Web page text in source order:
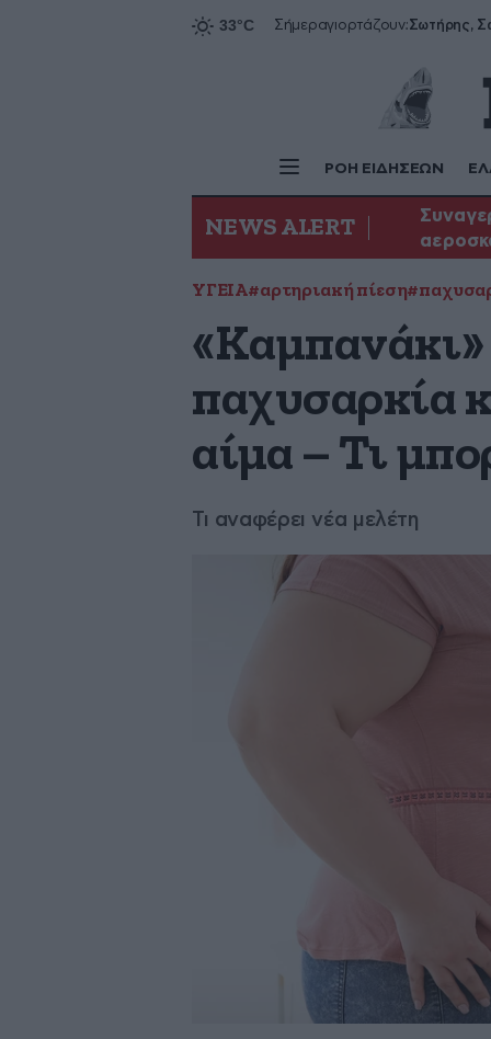
Σήμεραγιορτάζουν:
ΡΟΗ ΕΙΔΗΣΕΩΝ
NEWS ALERT
ΥΓΕΙΑ#αρτηριακή πίεση
«Καμπανάκι»
παχυσαρκία
αίμα – Τι
Τι αναφέρει νέα μελέτη